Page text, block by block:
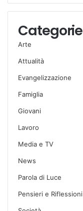
Categorie
Arte
Attualità
Evangelizzazione
Famiglia
Giovani
Lavoro
Media e TV
News
Parola di Luce
Pensieri e Riflessioni